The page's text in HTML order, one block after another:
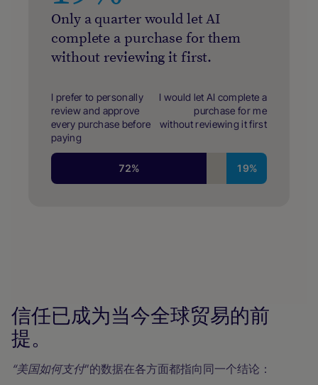
信任已成为当今全球贸易的前
提。
“美国如何支付”的数据在各方面都指向同一个结论：